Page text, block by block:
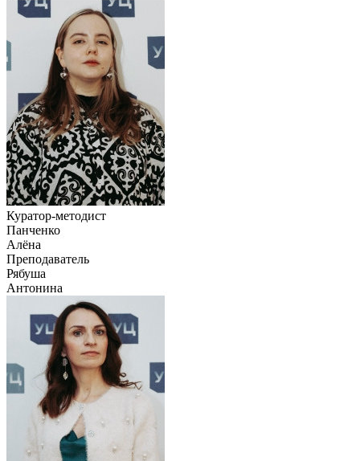
Куратор-методист
Панченко
Алёна
Преподаватель
Рябуша
Антонина